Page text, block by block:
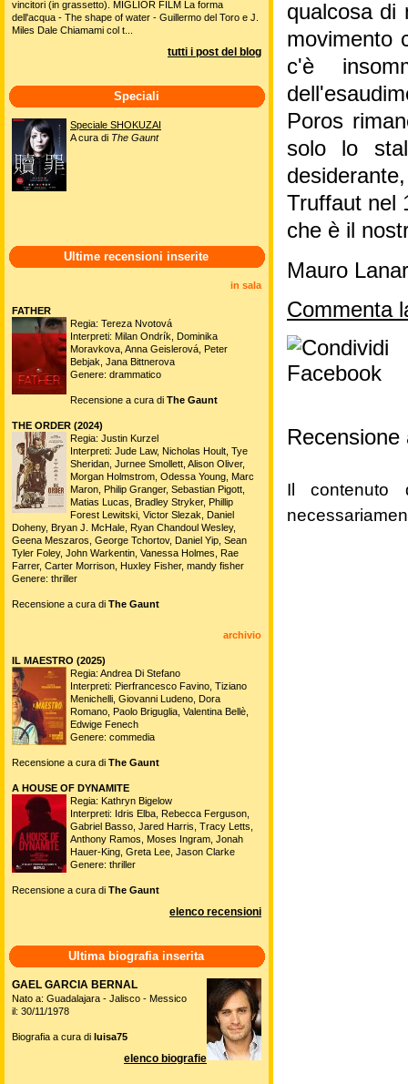
qualcosa di
movimento
c'è
Poros
solo lo
Truffaut nel
che è il
Mauro
Commenta
Il contenuto
vincitori (in grassetto). MIGLIOR FILM La forma
dell'acqua - The shape of water - Guillermo del Toro e J.
Miles Dale Chiamami col t...
tutti i post del blog
Speciali
Speciale SHOKUZAI
A cura di The Gaunt
Ultime recensioni inserite
in sala
FATHER
Regia: Tereza Nvotová
Interpreti: Milan Ondrík, Dominika
Moravkova, Anna Geislerová, Peter
Bebjak, Jana Bittnerova
Genere: drammatico
Recensione a cura di The Gaunt
THE ORDER (2024)
Regia: Justin Kurzel
Interpreti: Jude Law, Nicholas Hoult, Tye
Sheridan, Jurnee Smollett, Alison Oliver,
Morgan Holmstrom, Odessa Young, Marc
Maron, Philip Granger, Sebastian Pigott,
Matias Lucas, Bradley Stryker, Phillip
Forest Lewitski, Victor Slezak, Daniel
Doheny, Bryan J. McHale, Ryan Chandoul Wesley,
Geena Meszaros, George Tchortov, Daniel Yip, Sean
Tyler Foley, John Warkentin, Vanessa Holmes, Rae
Farrer, Carter Morrison, Huxley Fisher, mandy fisher
Genere: thriller
Recensione a cura di The Gaunt
archivio
IL MAESTRO (2025)
Regia: Andrea Di Stefano
Interpreti: Pierfrancesco Favino, Tiziano
Menichelli, Giovanni Ludeno, Dora
Romano, Paolo Briguglia, Valentina Bellè,
Edwige Fenech
Genere: commedia
Recensione a cura di The Gaunt
A HOUSE OF DYNAMITE
Regia: Kathryn Bigelow
Interpreti: Idris Elba, Rebecca Ferguson,
Gabriel Basso, Jared Harris, Tracy Letts,
Anthony Ramos, Moses Ingram, Jonah
Hauer-King, Greta Lee, Jason Clarke
Genere: thriller
Recensione a cura di The Gaunt
elenco recensioni
Ultima biografia inserita
GAEL GARCIA BERNAL
Nato a: Guadalajara - Jalisco - Messico
il: 30/11/1978
Biografia a cura di luisa75
elenco biografie